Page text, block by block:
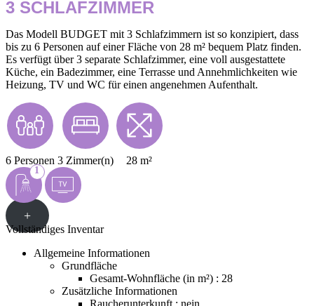
3 SCHLAFZIMMER
Das Modell BUDGET mit 3 Schlafzimmern ist so konzipiert, dass
bis zu 6 Personen auf einer Fläche von 28 m² bequem Platz finden.
Es verfügt über 3 separate Schlafzimmer, eine voll ausgestattete
Küche, ein Badezimmer, eine Terrasse und Annehmlichkeiten wie
Heizung, TV und WC für einen angenehmen Aufenthalt.
6 Personen 3 Zimmer(n) 28 m²
1
+
Vollständiges Inventar
Allgemeine Informationen
Grundfläche
Gesamt-Wohnfläche (in m²) : 28
Zusätzliche Informationen